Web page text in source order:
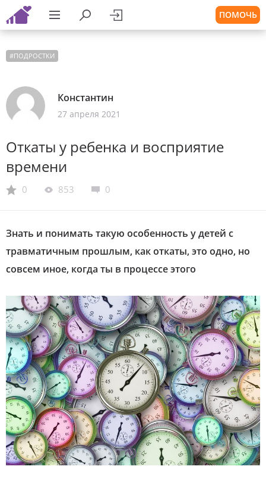
ПОМОЧЬ
#ПОДРОСТКИ
Константин
27 апреля 2021
Откаты у ребенка и восприятие
времени
0 853 0
Знать и понимать такую особенность у детей с
травматичным прошлым, как откаты, это одно, но
совсем иное, когда ты в процессе этого